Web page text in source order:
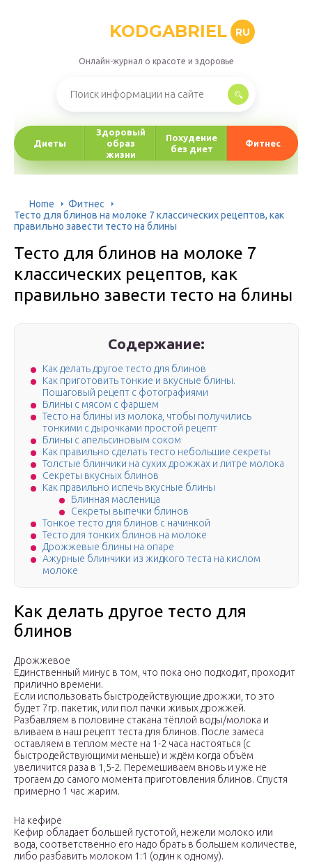
KODGABRIEL RU
Онлайн-журнал о красоте и здоровье
Диеты
Здоровый
образ
жизни
Похудение
без диет
Фитнес
Home
Фитнес
Тесто для блинов на молоке 7 классических рецептов, как
правильно завести тесто на блины
Тесто для блинов на молоке 7
классических рецептов, как
правильно завести тесто на блины
Содержание:
Как делать другое тесто для блинов
Как приготовить тонкие и вкусные блины.
Пошаговый рецепт с фотографиями
Блины с мясом с фаршем
Тесто на блины из молока, чтобы получились
тонкими с дырочками простой рецепт
Блины с апельсиновым соком
Как правильно сделать тесто небольшие секреты
Толстые блинчики на сухих дрожжах и литре молока
Секреты вкусных блинов
Как правильно испечь вкусные блины
Блинная масленица
Секреты выпечки блинов
Тонкое тесто для блинов с начинкой
Тесто для тонких блинов на молоке
Дрожжевые блины на опаре
Ажурные блинчики из жидкого теста на кислом
молоке
Как делать другое тесто для
блинов
Дрожжевое
Единственный минус в том, что пока оно подходит, проходит
прилично времени.
Если использовать быстродействующие дрожжи, то это
будет 7гр. пакетик, или пол пачки живых дрожжей.
Разбавляем в половине стакана тёплой воды/молока и
вливаем в наш рецепт теста для блинов. После замеса
оставляем в теплом месте на 1-2 часа настояться (с
быстродействующими меньше) и ждём когда объём
увеличится раза в 1,5-2. Перемешиваем вновь и уже не
трогаем до самого момента приготовления блинов. Спустя
примерно 1 час жарим.
На кефире
Кефир обладает большей густотой, нежели молоко или
вода, соответственно его надо брать в большем количестве,
либо разбавить молоком 1:1 (один к одному).